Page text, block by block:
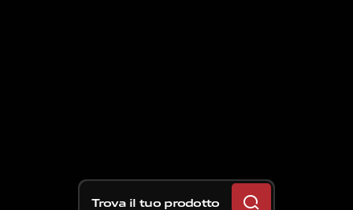
Trova il tuo prodotto